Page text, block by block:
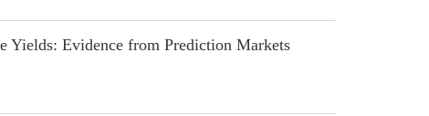
Yields: Evidence from Prediction Markets